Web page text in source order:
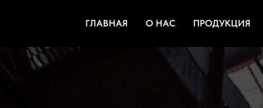
ГЛАВНАЯ О НАС ПРОДУКЦИЯ